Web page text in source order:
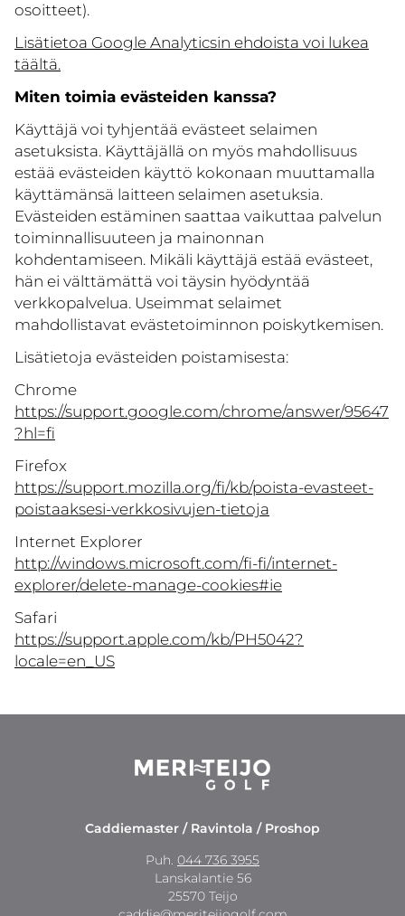
osoitteet).
Lisätietoa Google Analyticsin ehdoista voi lukea
täältä.
Miten toimia evästeiden kanssa?
Käyttäjä voi tyhjentää evästeet selaimen
asetuksista. Käyttäjällä on myös mahdollisuus
estää evästeiden käyttö kokonaan muuttamalla
käyttämänsä laitteen selaimen asetuksia.
Evästeiden estäminen saattaa vaikuttaa palvelun
toiminnallisuuteen ja mainonnan
kohdentamiseen. Mikäli käyttäjä estää evästeet,
hän ei välttämättä voi täysin hyödyntää
verkkopalvelua. Useimmat selaimet
mahdollistavat evästetoiminnon poiskytkemisen.
Lisätietoja evästeiden poistamisesta:
Chrome
https://support.google.com/chrome/answer/95647
?hl=fi
Firefox
https://support.mozilla.org/fi/kb/poista-evasteet-
poistaaksesi-verkkosivujen-tietoja
Internet Explorer
http://windows.microsoft.com/fi-fi/internet-
explorer/delete-manage-cookies#ie
Safari
https://support.apple.com/kb/PH5042?
locale=en_US
Caddiemaster / Ravintola / Proshop
Puh. 044 736 3955
Lanskalantie 56
25570 Teijo